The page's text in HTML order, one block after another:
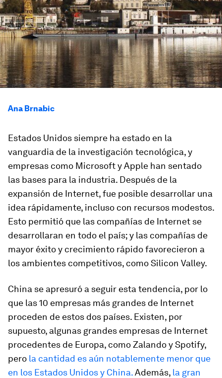
Ana Brnabic
Estados Unidos siempre ha estado en la
vanguardia de la investigación tecnológica, y
empresas como Microsoft y Apple han sentado
las bases para la industria. Después de la
expansión de Internet, fue posible desarrollar una
idea rápidamente, incluso con recursos modestos.
Esto permitió que las compañías de Internet se
desarrollaran en todo el país; y las compañías de
mayor éxito y crecimiento rápido favorecieron a
los ambientes competitivos, como Silicon Valley.
China se apresuró a seguir esta tendencia, por lo
que las 10 empresas más grandes de Internet
proceden de estos dos países. Existen, por
supuesto, algunas grandes empresas de Internet
procedentes de Europa, como Zalando y Spotify,
pero la cantidad es aún notablemente menor que
en los Estados Unidos y China.Además, la gran